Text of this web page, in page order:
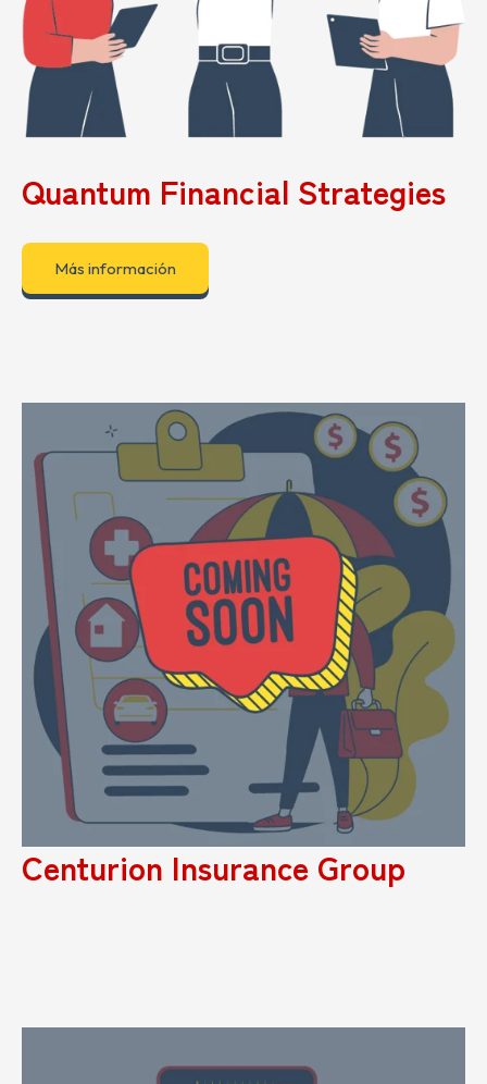
Quantum Financial Strategies
Más información
Centurion Insurance Group